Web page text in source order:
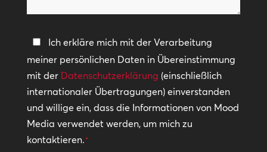
helfen?
Datenschutzerklärung
*
Ich erkläre mich mit der Verarbeitung
meiner persönlichen Daten in Übereinstimmung
mit der Datenschutzerklärung (einschließlich
internationaler Übertragungen) einverstanden
und willige ein, dass die Informationen von Mood
Media verwendet werden, um mich zu
kontaktieren.*